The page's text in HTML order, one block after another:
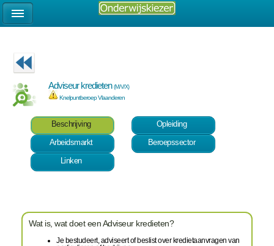
Adviseur kredieten(M/V/X)
Knelpuntberoep Vlaanderen
Beschrijving
Opleiding
Arbeidsmarkt
Beroepssector
Linken
Wat is, wat doet een Adviseur kredieten?
Je bestudeert, adviseert of beslist over kredietaanvragen van